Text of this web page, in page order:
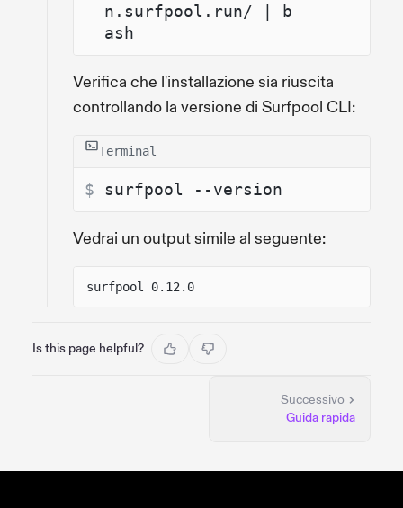
n.surfpool.run/ | b
ash
Verifica che l'installazione sia riuscita
controllando la versione di Surfpool CLI:
Terminal
$ surfpool --version
Vedrai un output simile al seguente:
surfpool 0.12.0
Is this page helpful?
Successivo
Guida rapida